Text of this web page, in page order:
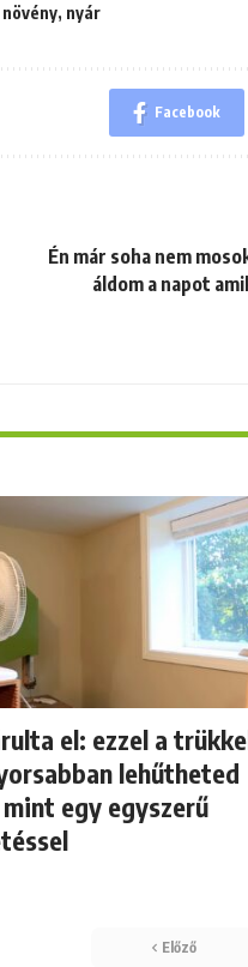
növény, nyár
Facebook
Én már soha nem
áldom a napot
el: ezzel a
lehűtheted
egy egyszerű
Előző